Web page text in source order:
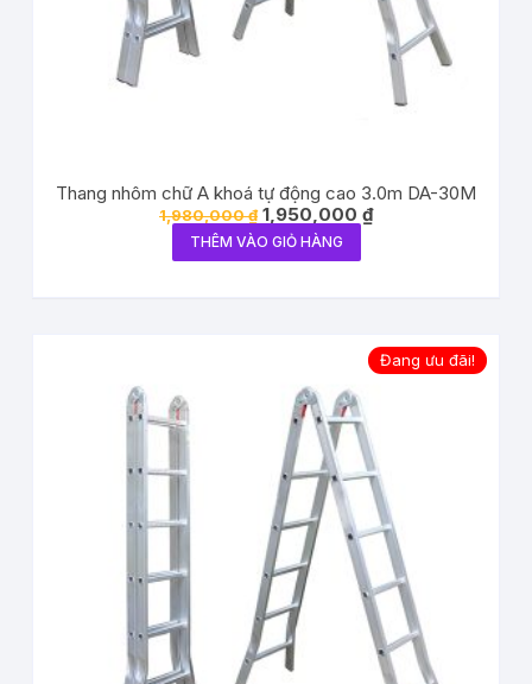
Thang nhôm chữ A khoá tự động cao 3.0m DA-30M
1,980,000₫ 1,950,000 ₫
THÊM VÀO GIỎ HÀNG
Đang ưu đãi!